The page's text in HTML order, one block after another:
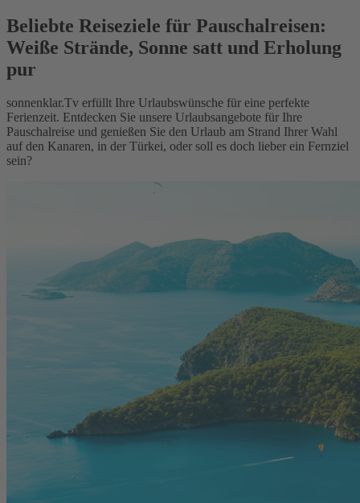
Beliebte Reiseziele für Pauschalreisen:
Weiße Strände, Sonne satt und Erholung
pur
sonnenklar.Tv erfüllt Ihre Urlaubswünsche für eine perfekte
Ferienzeit. Entdecken Sie unsere Urlaubsangebote für Ihre
Pauschalreise und genießen Sie den Urlaub am Strand Ihrer Wahl
auf den Kanaren, in der Türkei, oder soll es doch lieber ein Fernziel
sein?